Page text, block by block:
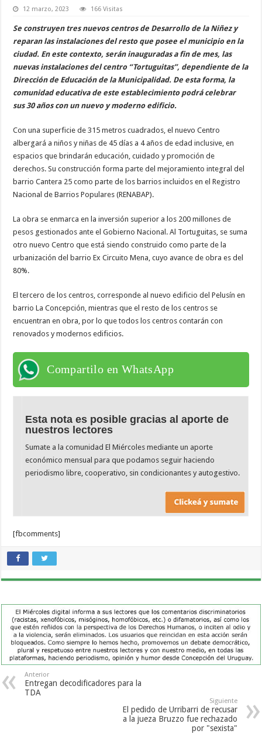
12 marzo, 2023 166 Visitas
Se construyen tres nuevos centros de Desarrollo de la Niñez y
reparan las instalaciones del resto que posee el municipio en la
ciudad. En este contexto, serán inauguradas a fin de mes, las
nuevas instalaciones del centro “Tortuguitas”, dependiente de la
Dirección de Educación de la Municipalidad. De esta forma, la
comunidad educativa de este establecimiento podrá celebrar
sus 30 años con un nuevo y moderno edificio.
Con una superficie de 315 metros cuadrados, el nuevo Centro
albergará a niños y niñas de 45 días a 4 años de edad inclusive, en
espacios que brindarán educación, cuidado y promoción de
derechos. Su construcción forma parte del mejoramiento integral del
barrio Cantera 25 como parte de los barrios incluidos en el Registro
Nacional de Barrios Populares (RENABAP).
La obra se enmarca en la inversión superior a los 200 millones de
pesos gestionados ante el Gobierno Nacional. Al Tortuguitas, se suma
otro nuevo Centro que está siendo construido como parte de la
urbanización del barrio Ex Circuito Mena, cuyo avance de obra es del
80%.
El tercero de los centros, corresponde al nuevo edificio del Pelusín en
barrio La Concepción, mientras que el resto de los centros se
encuentran en obra, por lo que todos los centros contarán con
renovados y modernos edificios.
Compartilo en WhatsApp
Esta nota es posible gracias al aporte de
nuestros lectores
Sumate a la comunidad El Miércoles mediante un aporte
económico mensual para que podamos seguir haciendo
periodismo libre, cooperativo, sin condicionantes y autogestivo.
[fbcomments]
Anterior
Entregan decodificadores para la
TDA
Siguiente
El pedido de Urribarri de recusar
a la jueza Bruzzo fue rechazado
por "sexista"